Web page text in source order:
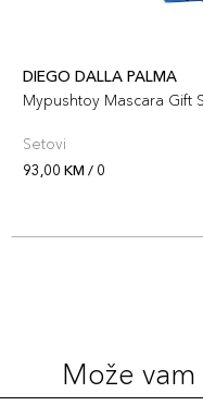
DIEGO DALLA PALMA
Mypushtoy Mascara Gift
Setovi
93,00 KM / 0
Može